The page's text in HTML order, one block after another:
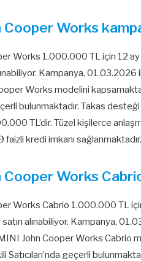
Works
Works 1.000.000 TL için 12
Kampanya,
Works modelini
bulunmaktadır. Takas
TL’dir. Tüzel kişilerce
faizli kredi imkanı sağlanmaktadır.
Cooper Works
Works Cabrio 1.000.000 TL
alınabiliyor. Kampanya,
John Cooper Works Cabrio
Satıcıları’nda geçerli